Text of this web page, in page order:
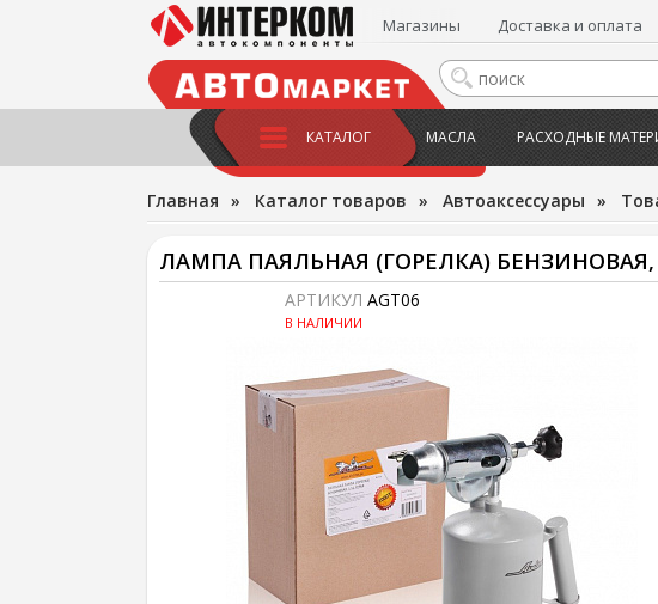
Магазины Доставка и оплата
КАТАЛОГ МАСЛА РАСХОДНЫЕ
Главная » Каталог товаров » Автоаксессуары »
ЛАМПА ПАЯЛЬНАЯ (ГОРЕЛКА) БЕНЗИНОВАЯ,
АРТИКУЛ AGT06
В НАЛИЧИИ